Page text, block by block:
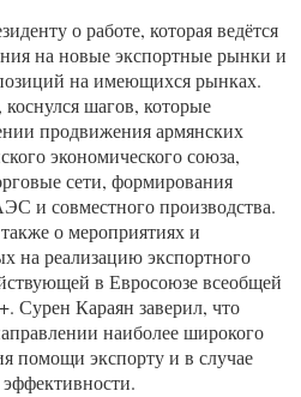
о работе, которая ведётся
на новые экспортные рынки и
на имеющихся рынках.
шагов, которые
продвижения армянских
экономического союза,
сети, формирования
и совместного производства.
о мероприятиях и
на реализацию экспортного
в Евросоюзе всеобщей
Сурен Караян заверил, что
наиболее широкого
помощи экспорту и в случае